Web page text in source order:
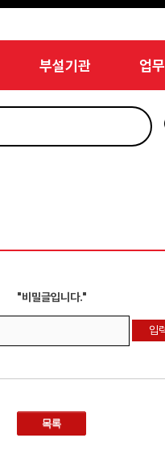
부설기관 업무
"비밀글입니다."
목록